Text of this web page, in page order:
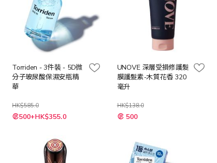
Torriden - 3件裝 - 5D微
分子玻尿酸保濕安瓶精
華
HK$585.0
特
殊 500+HK$355.0
UNOVE 深層受損修護髮
膜護髮素-木質花香 320
毫升
HK$138.0
特
殊 500